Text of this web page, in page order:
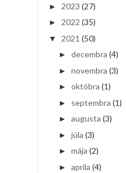
► 2023 (27)
► 2022 (35)
▼ 2021 (50)
► decembra (4)
► novembra (3)
► októbra (1)
► septembra (1)
► augusta (3)
► júla (3)
► mája (2)
► apríla (4)